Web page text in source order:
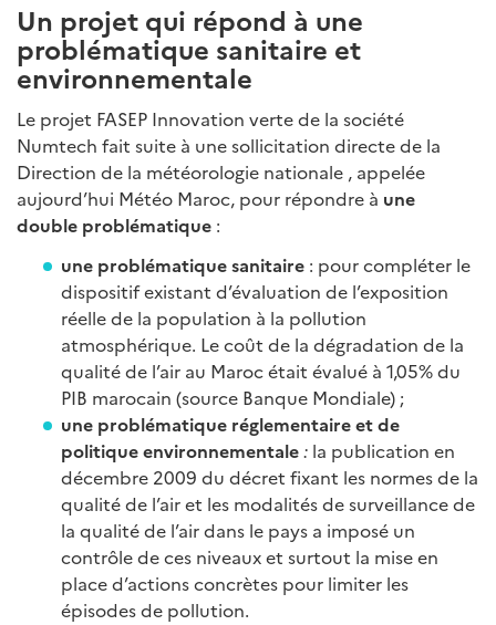
Un projet qui répond à une
problématique sanitaire et
environnementale
Le projet FASEP Innovation verte de la société
Numtech fait suite à une sollicitation directe de la
Direction de la météorologie nationale , appelée
aujourd’hui Météo Maroc, pour répondre à une
double problématique :
une problématique sanitaire : pour compléter le
dispositif existant d’évaluation de l’exposition
réelle de la population à la pollution
atmosphérique. Le coût de la dégradation de la
qualité de l’air au Maroc était évalué à 1,05% du
PIB marocain (source Banque Mondiale) ;
une problématique réglementaire et de
politique environnementale: la publication en
décembre 2009 du décret fixant les normes de la
qualité de l’air et les modalités de surveillance de
la qualité de l’air dans le pays a imposé un
contrôle de ces niveaux et surtout la mise en
place d’actions concrètes pour limiter les
épisodes de pollution.